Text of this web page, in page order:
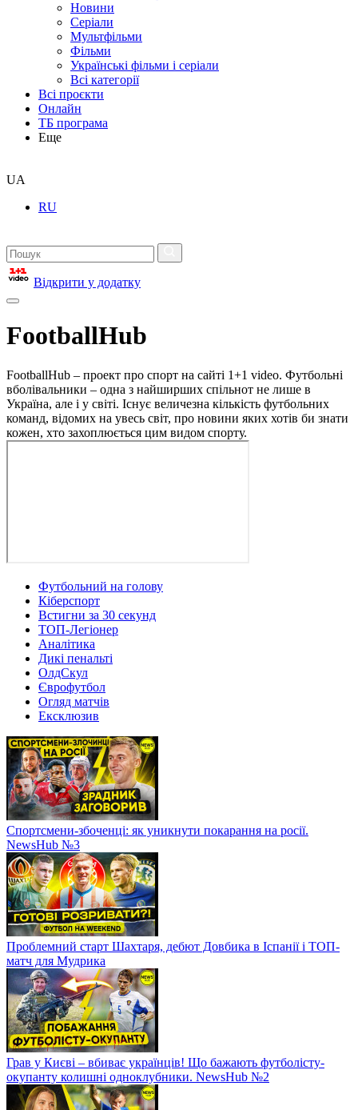
Новини
Серіали
Мультфільми
Фільми
Українські фільми і серіали
Всі категорії
Всі проєкти
Онлайн
ТБ програма
Еще
UA
RU
Відкрити у додатку
FootballHub
FootballHub – проект про спорт на сайті 1+1 video. Футбольні
вболівальники – одна з найширших спільнот не лише в
Україна, але і у світі. Існує величезна кількість футбольних
команд, відомих на увесь світ, про новини яких хотів би знати
кожен, хто захоплюється цим видом спорту.
Футбольний на голову
Кіберспорт
Встигни за 30 секунд
ТОП-Легіонер
Аналітика
Дикі пенальті
ОлдСкул
Єврофутбол
Огляд матчів
Ексклюзив
Спортсмени-збоченці: як уникнути покарання на росії.
NewsHub №3
Проблемний старт Шахтаря, дебют Довбика в Іспанії і ТОП-
матч для Мудрика
Грав у Києві – вбиває українців! Що бажають футболісту-
окупанту колишні одноклубники. NewsHub №2